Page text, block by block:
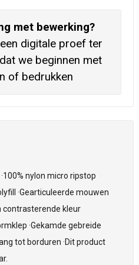
met bewerking?
digitale proef ter
we beginnen met
of bedrukken
nylon micro ripstop
·Gearticuleerde mouwen
contrasterende kleur
·Gekamde gebreide
tot borduren ·Dit product